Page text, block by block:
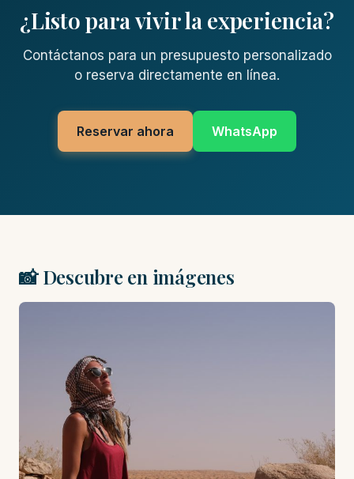
¿Listo para vivir la experiencia?
Contáctanos para un presupuesto personalizado
o reserva directamente en línea.
Reservar ahora WhatsApp
📸 Descubre en imágenes